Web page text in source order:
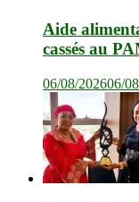
Aide
cassés au
06/08/202606/